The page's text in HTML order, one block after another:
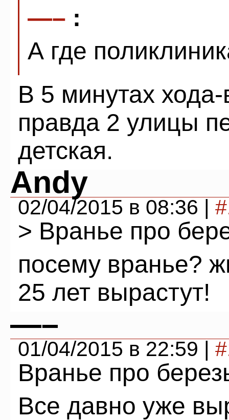
—– :
А где
В 5 минутах
правда 2 улицы
детская.
Andy
02/04/2015 в 08:36 |
> Вранье про
посему вранье?
25 лет вырастут!
—–
01/04/2015 в 22:59 |
Вранье про
Все давно уже